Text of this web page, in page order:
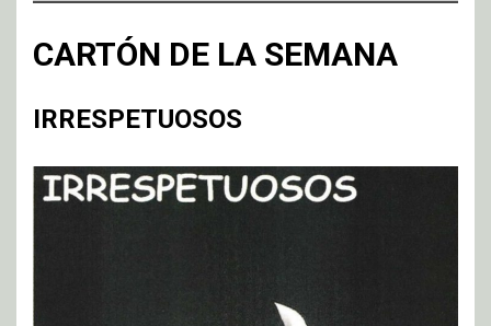
CARTÓN DE LA SEMANA
IRRESPETUOSOS